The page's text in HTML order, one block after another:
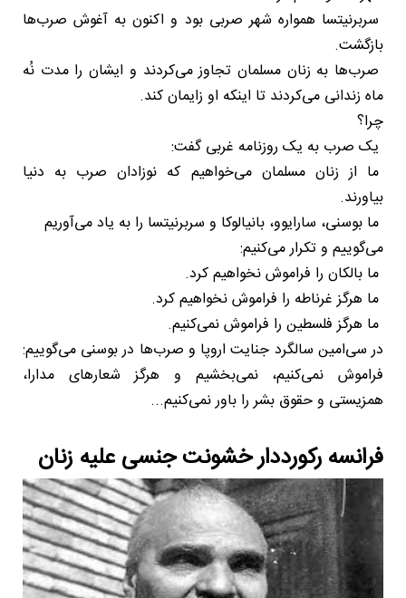
سربرنیتسا همواره شهر صربی بود و اکنون به آغوش صرب‌ها
بازگشت.
صرب‌ها به زنان مسلمان تجاوز می‌کردند و ایشان را مدت نُه
ماه زندانی می‌کردند تا اینکه او زایمان کند.
چرا؟
یک صرب به یک روزنامه غربی گفت:
ما از زنان مسلمان می‌خواهیم که نوزادان صرب به دنیا
بیاورند.
ما بوسنی، سارایوو، بانیالوکا و سربرنیتسا را به یاد می‌آوریم
می‌گوییم و تکرار می‌کنیم:
ما بالکان را فراموش نخواهیم کرد.
ما هرگز غرناطه را فراموش نخواهیم کرد.
ما هرگز فلسطین را فراموش نمی‌کنیم.
در سی‌امین سالگرد جنایت اروپا و صرب‌ها در بوسنی می‌گوییم:
فراموش نمی‌کنیم، نمی‌بخشیم و هرگز شعارهای مدارا،
همزیستی و حقوق بشر را باور نمی‌کنیم...
فرانسه رکورددار خشونت جنسی علیه زنان